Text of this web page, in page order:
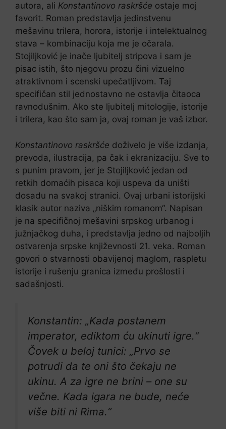
autora, ali Konstantinovo raskršće ostaje moj
favorit. Roman predstavlja jedinstvenu
mešavinu trilera, horora, istorije i intelektualnog
stava – kombinaciju koja me je očarala.
Stojiljković je inače ljubitelj stripova i sam je
pisac istih, što njegovu prozu čini vizuelno
atraktivnom i scenski upečatljivom. Taj
specifičan stil jednostavno ne ostavlja čitaoca
ravnodušnim. Ako ste ljubitelj mitologije, istorije
i trilera, kao što sam ja, ovaj roman je vaš izbor.
Konstantinovo raskršće doživelo je više izdanja,
prevoda, ilustracija, pa čak i ekranizaciju. Sve to
s punim pravom, jer je Stojiljković jedan od
retkih domaćih pisaca koji uspeva da uništi
dosadu na svakoj stranici. Ovaj urbani istorijski
klasik autor naziva „niškim romanom“. Napisan
je na specifičnoj mešavini srpskog urbanog i
južnjačkog duha, i predstavlja jedno od najboljih
ostvarenja srpske književnosti 21. veka. Roman
govori o stvarnosti obavijenoj maglom, raspletu
istorije i rušenju granica između prošlosti i
sadašnjosti.
Konstantin: „Kada postanem
imperator, ediktom ću ukinuti igre.“
Čovek u beloj tunici: „Prvo se
potrudi da te oni što čekaju ne
ukinu. A za igre ne brini – one su
večne. Kada igara ne bude, neće
više biti ni Rima.“